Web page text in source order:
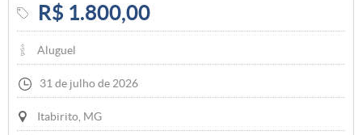
R$ 1.800,00
Aluguel
31 de julho de 2026
Itabirito, MG